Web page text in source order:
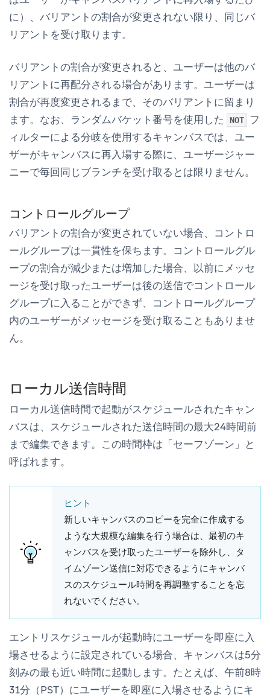
に）、バリアントの割合が変更されない限り、同じバ
リアントを受け取ります。
バリアントの割合が変更されると、ユーザーは他のバ
リアントに再配分される場合があります。ユーザーは
割合が再度変更されるまで、そのバリアントに留まり
ます。なお、ランダムバケット番号を使用した
NOT
フ
ィルターによる分岐を使用するキャンバスでは、ユー
ザーがキャンバスに再入場する際に、ユーザージャー
ニーで毎回同じブランチを受け取るとは限りません。
コントロールグループ
バリアントの割合が変更されていない場合、コントロ
ールグループは一貫性を保ちます。コントロールグル
ープの割合が減少または増加した場合、以前にメッセ
ージを受け取ったユーザーは後の送信でコントロール
グループに入ることができず、コントロールグループ
内のユーザーがメッセージを受け取ることもありませ
ん。
ローカル送信時間
ローカル送信時間で起動がスケジュールされたキャン
バスは、スケジュールされた送信時間の最大24時間前
まで編集できます。この時間枠は「セーフゾーン」と
呼ばれます。
ヒント
新しいキャンバスのコピーを完全に作成する
ような大規模な編集を行う場合は、最初のキ
ャンバスを受け取ったユーザーを除外し、タ
イムゾーン送信に対応できるようにキャンバ
スのスケジュール時間を再調整することを忘
れないでください。
エントリスケジュールが起動時にユーザーを即座に入
場させるように設定されている場合、キャンバスは5分
刻みの最も近い時間に起動します。たとえば、午前8時
31分（PST）にユーザーを即座に入場させるようにキ